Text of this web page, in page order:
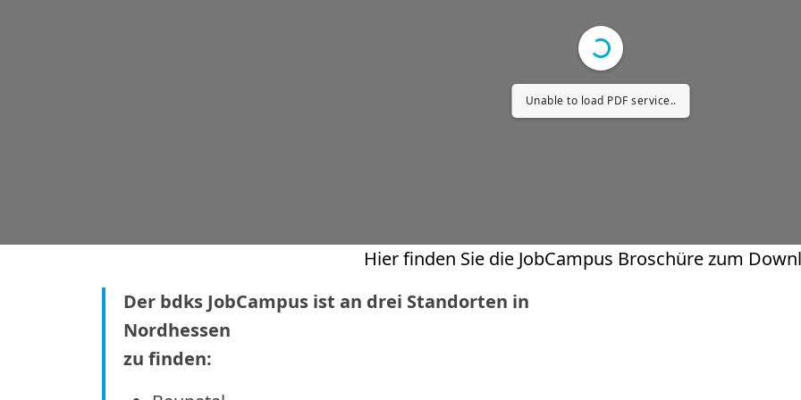
Unable to load PDF service..
Hier finden Sie die JobCampus Broschüre zum
Der bdks JobCampus ist an drei Standorten in
Nordhessen
zu finden: